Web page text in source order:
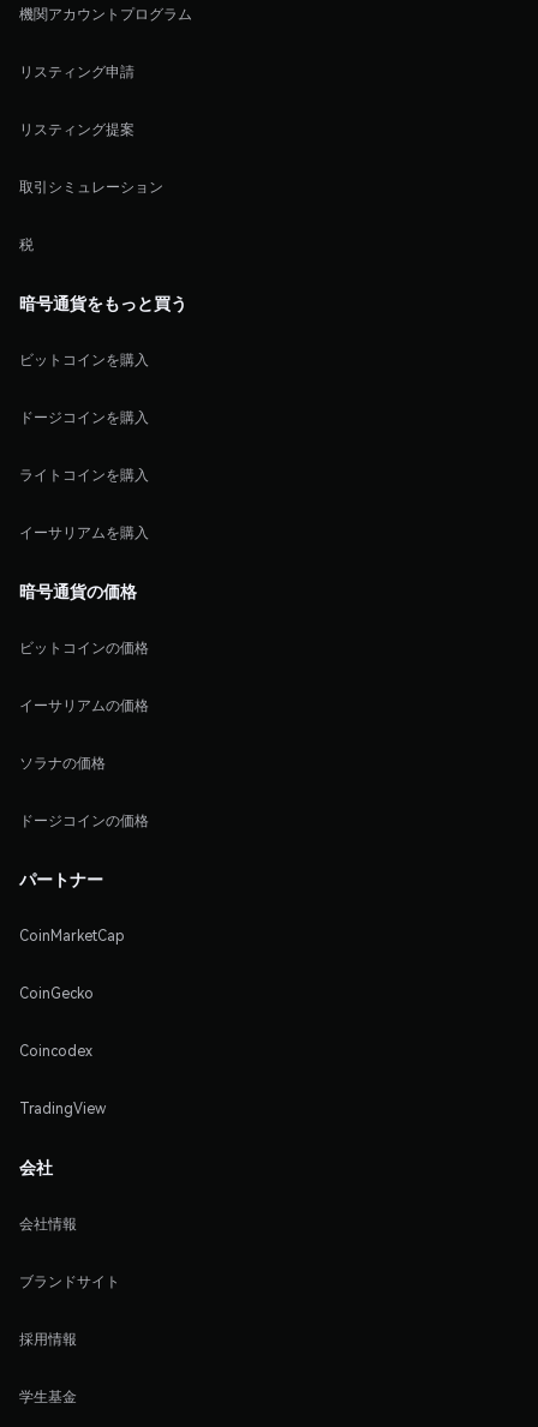
機関アカウントプログラム
リスティング申請
リスティング提案
取引シミュレーション
税
暗号通貨をもっと買う
ビットコインを購入
ドージコインを購入
ライトコインを購入
イーサリアムを購入
暗号通貨の価格
ビットコインの価格
イーサリアムの価格
ソラナの価格
ドージコインの価格
パートナー
CoinMarketCap
CoinGecko
Coincodex
TradingView
会社
会社情報
ブランドサイト
採用情報
学生基金